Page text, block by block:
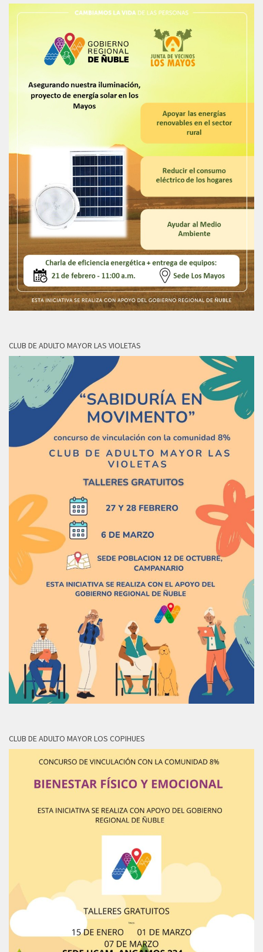
CLUB DE ADULTO MAYOR LAS VIOLETAS
CLUB DE ADULTO MAYOR LOS COPIHUES